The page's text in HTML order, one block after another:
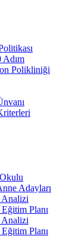
Adım
Polikliniği
Adayları
Analizi
Planı
Analizi
Planı